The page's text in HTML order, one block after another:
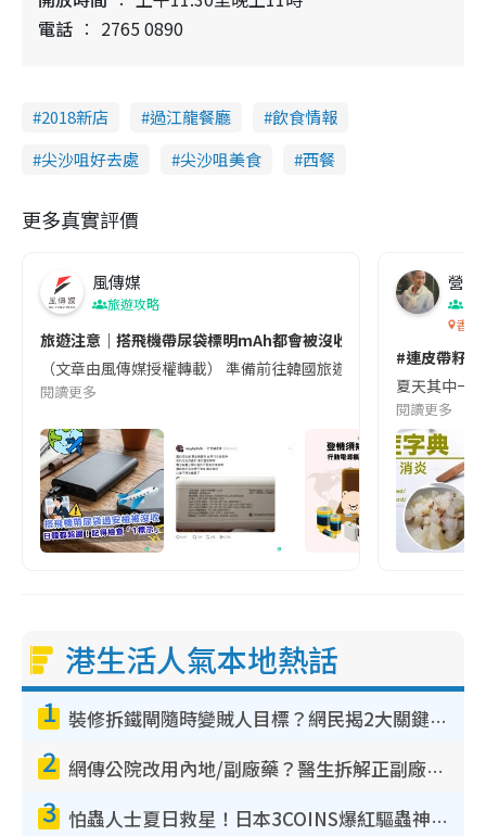
電話
2765 0890
2018新店 過江龍餐廳
飲食情報
尖沙咀好去處
尖沙咀美食 西餐
更多真實評價
風傳媒
旅遊攻略
旅遊注意｜搭飛機帶尿袋標明mAh都會被沒收😱出發前切記檢查
（文章由風傳媒授權轉載） 準備前往韓國旅遊的民眾，近期要
閱讀更多
營養
香港
#連皮帶籽
夏天其中一
閱讀更多
港生活人氣本地熱話
1 裝修拆鐵閘隨時變賊人目標？網民揭2大關鍵用途：裝新式等於白裝？附新舊鐵閘分別
2 網傳公院改用內地/副廠藥？醫生拆解正副廠分別 揭4類人換藥隨時出事
3 怕蟲人士夏日救星！日本3COINS爆紅驅蟲神器$45起 1招「全程免觸碰」輕鬆搞定小強